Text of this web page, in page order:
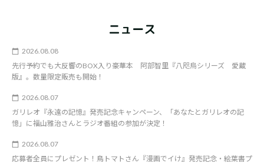
ニュース
2026.08.08
先行予約でも大反響のBOX入り豪華本 阿部智里『八咫烏シリーズ 愛蔵
版』。数量限定販売も開始！
2026.08.07
ガリレオ『永遠の記憶』発売記念キャンペーン、「あなたとガリレオの記
憶」に福山雅治さんとラジオ番組の参加が決定！
2026.08.07
応募者全員にプレゼント！鳥トマトさん『漫画でイけ』発売記念・絵葉書プ